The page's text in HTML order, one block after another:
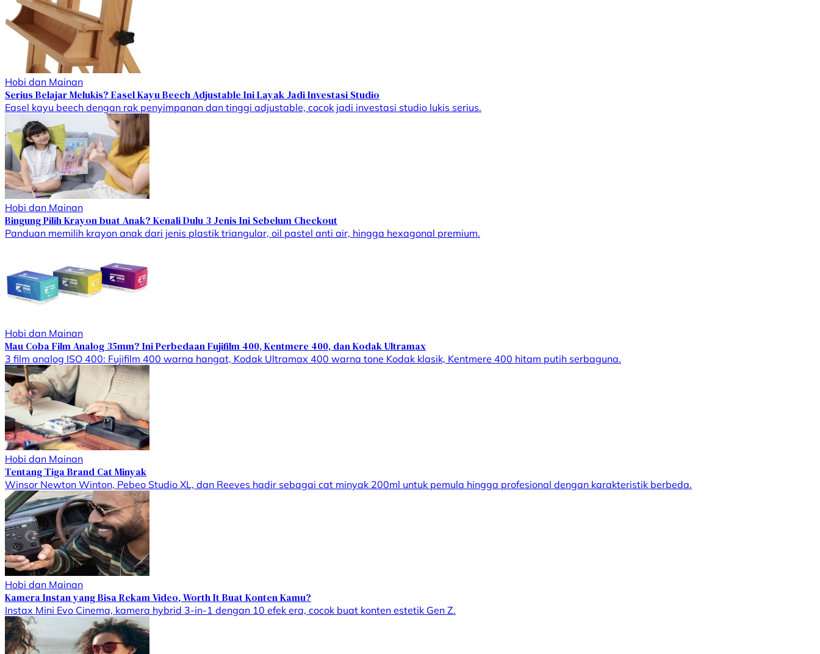
Hobi dan Mainan
Serius Belajar Melukis? Easel Kayu Beech Adjustable Ini Layak Jadi Investasi Studio
Easel kayu beech dengan rak penyimpanan dan tinggi adjustable, cocok jadi investasi studio lukis serius.
Hobi dan Mainan
Bingung Pilih Krayon buat Anak? Kenali Dulu 3 Jenis Ini Sebelum Checkout
Panduan memilih krayon anak dari jenis plastik triangular, oil pastel anti air, hingga hexagonal premium.
Hobi dan Mainan
Mau Coba Film Analog 35mm? Ini Perbedaan Fujifilm 400, Kentmere 400, dan Kodak Ultramax
3 film analog ISO 400: Fujifilm 400 warna hangat, Kodak Ultramax 400 warna tone Kodak klasik, Kentmere 400 hitam putih serbaguna.
Hobi dan Mainan
Tentang Tiga Brand Cat Minyak
Winsor Newton Winton, Pebeo Studio XL, dan Reeves hadir sebagai cat minyak 200ml untuk pemula hingga profesional dengan karakteristik berbeda.
Hobi dan Mainan
Kamera Instan yang Bisa Rekam Video, Worth It Buat Konten Kamu?
Instax Mini Evo Cinema, kamera hybrid 3-in-1 dengan 10 efek era, cocok buat konten estetik Gen Z.